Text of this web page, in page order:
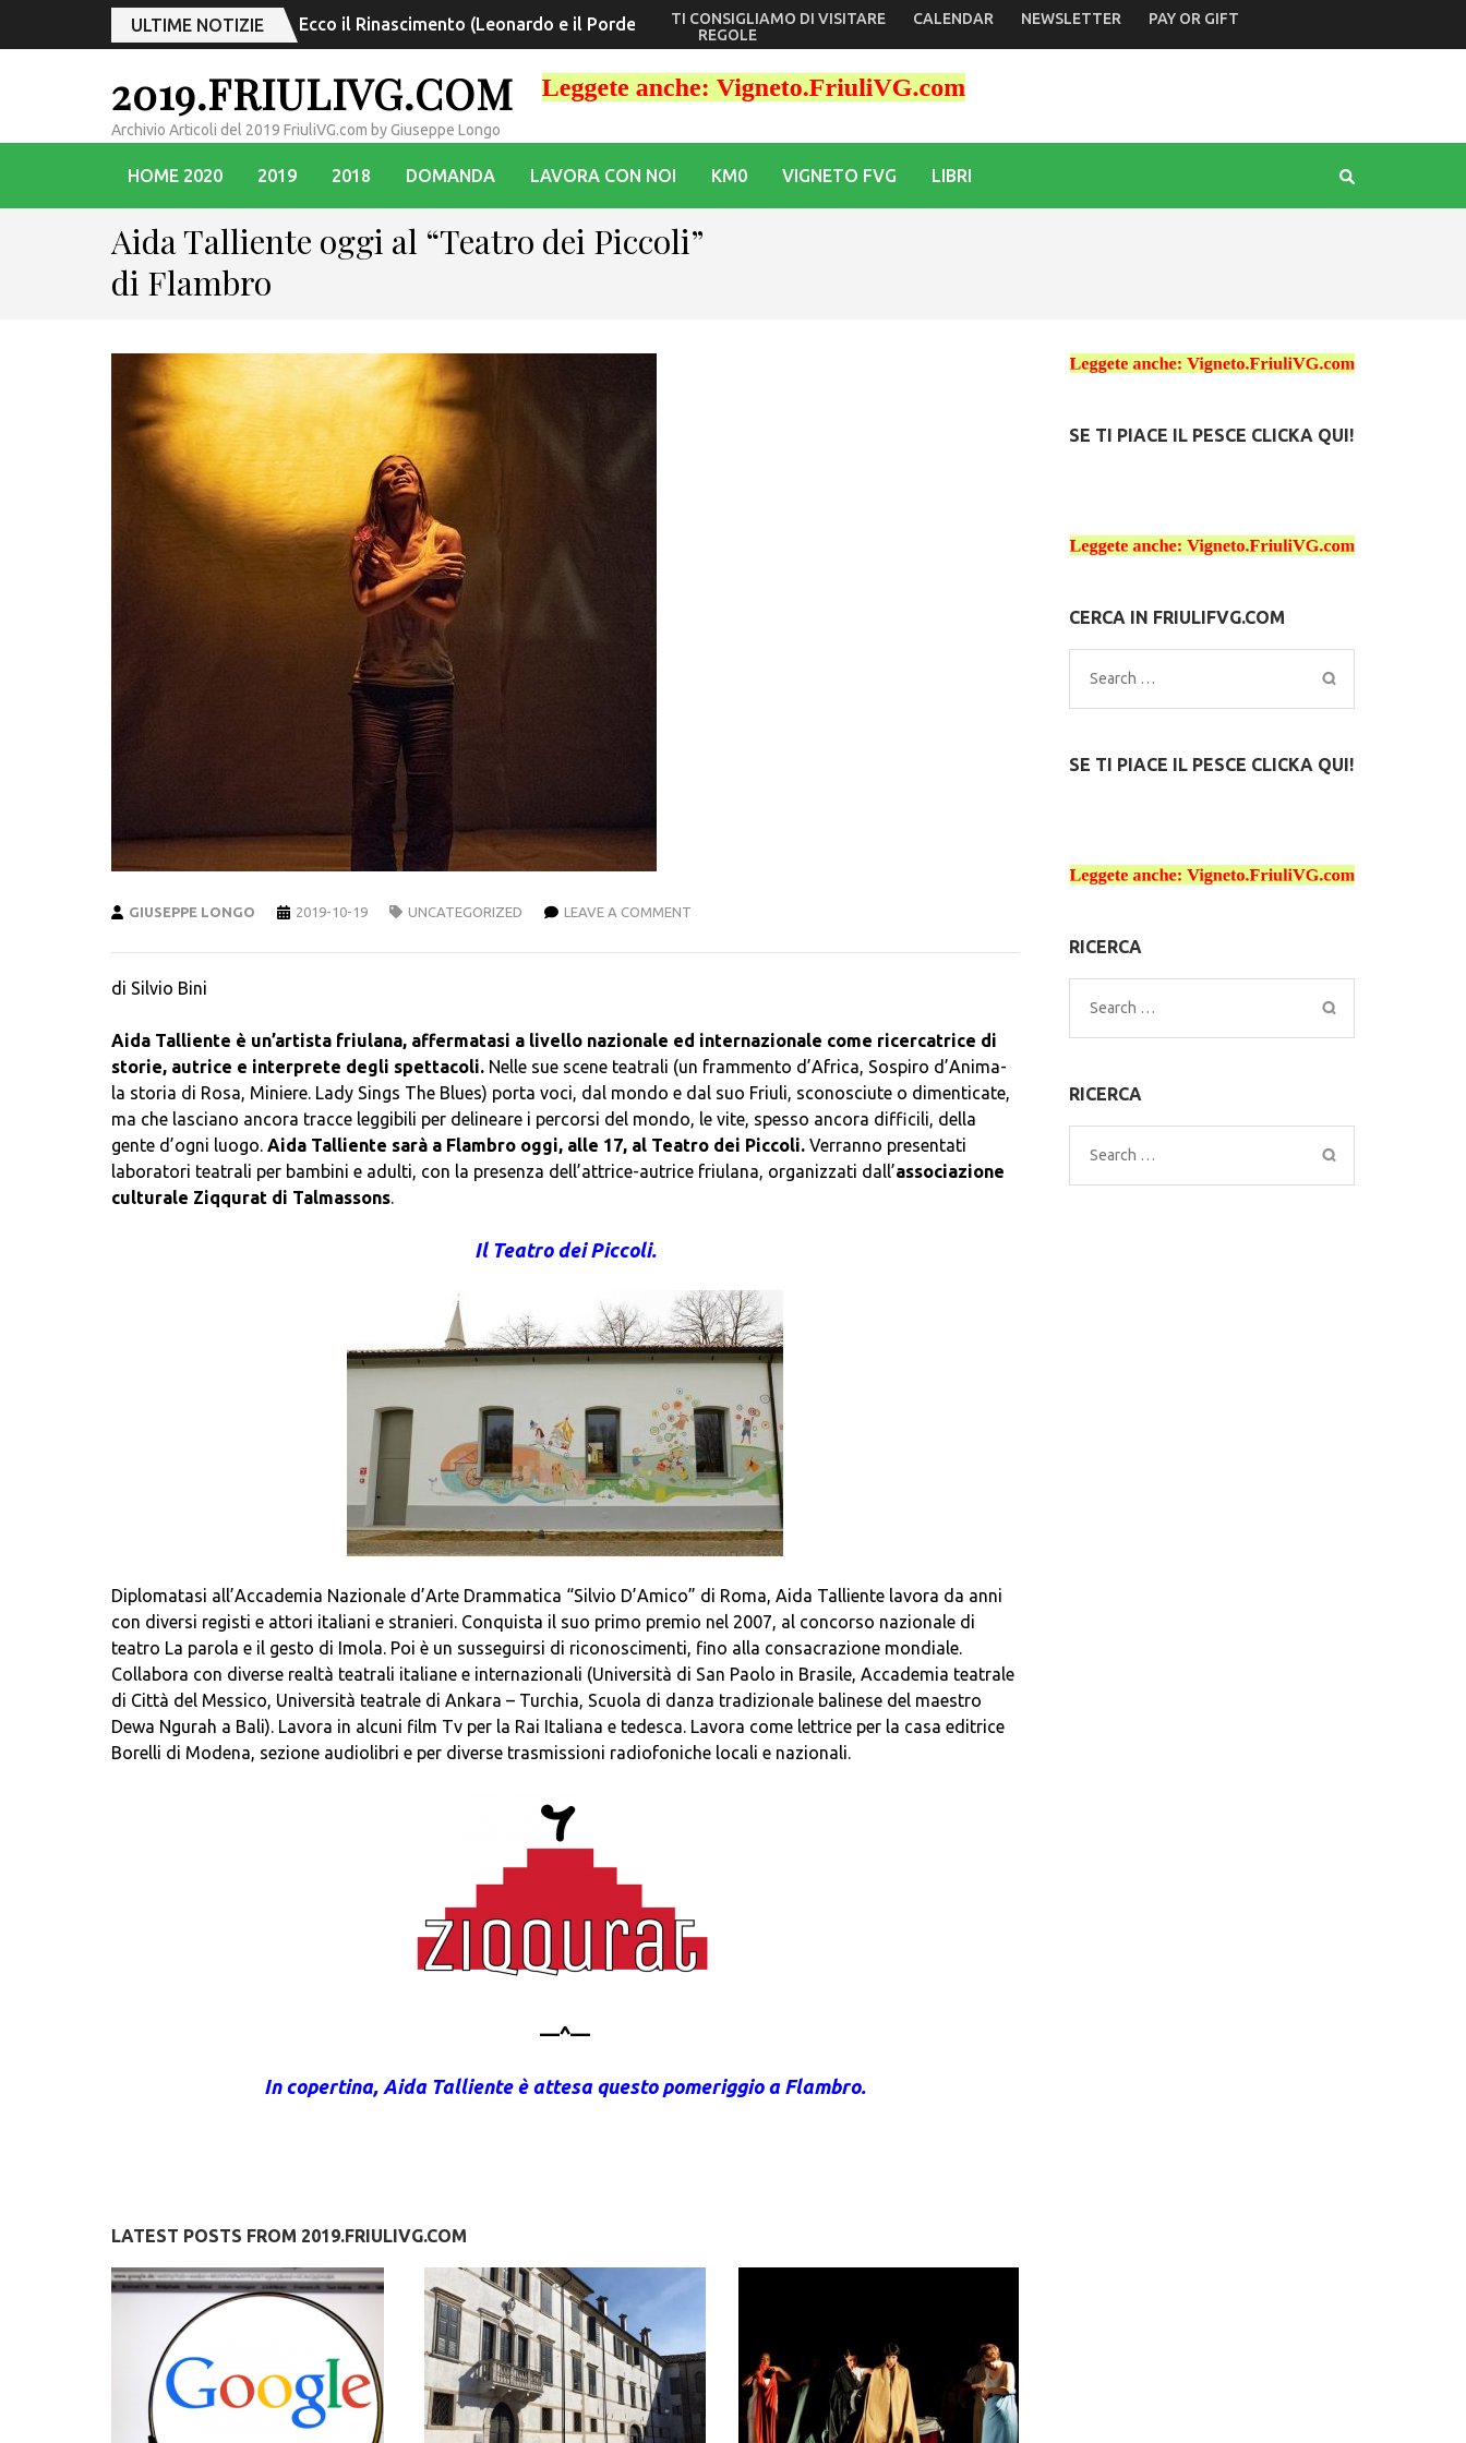
ULTIME NOTIZIE Da Vienna a Risonanze il coro di bambini più famoso al mondo
TI CONSIGLIAMO DI VISITARE CALENDAR NEWSLETTER
PAY OR GIFT
REGOLE
2019.FRIULIVG.COM
Archivio Articoli del 2019 FriuliVG.com by Giuseppe Longo
HOME 2020 2019 2018 DOMANDA LAVORA CON NOI KM0 VIGNETO FVG LIBRI
Aida Talliente oggi al “Teatro dei Piccoli”
di Flambro
GIUSEPPE LONGO 2019-10-19 UNCATEGORIZED LEAVE A COMMENT
di Silvio Bini
Aida Talliente è un’artista friulana, affermatasi a livello nazionale ed internazionale come ricercatrice di
storie, autrice e interprete degli spettacoli. Nelle sue scene teatrali (un frammento d’Africa, Sospiro d’Anima-
la storia di Rosa, Miniere. Lady Sings The Blues) porta voci, dal mondo e dal suo Friuli, sconosciute o dimenticate,
ma che lasciano ancora tracce leggibili per delineare i percorsi del mondo, le vite, spesso ancora difficili, della
gente d’ogni luogo. Aida Talliente sarà a Flambro oggi, alle 17, al Teatro dei Piccoli. Verranno presentati
laboratori teatrali per bambini e adulti, con la presenza dell’attrice-autrice friulana, organizzati dall’associazione
culturale Ziqqurat di Talmassons.
Il Teatro dei Piccoli.
Diplomatasi all’Accademia Nazionale d’Arte Drammatica “Silvio D’Amico” di Roma, Aida Talliente lavora da anni
con diversi registi e attori italiani e stranieri. Conquista il suo primo premio nel 2007, al concorso nazionale di
teatro La parola e il gesto di Imola. Poi è un susseguirsi di riconoscimenti, fino alla consacrazione mondiale.
Collabora con diverse realtà teatrali italiane e internazionali (Università di San Paolo in Brasile, Accademia teatrale
di Città del Messico, Università teatrale di Ankara – Turchia, Scuola di danza tradizionale balinese del maestro
Dewa Ngurah a Bali). Lavora in alcuni film Tv per la Rai Italiana e tedesca. Lavora come lettrice per la casa editrice
Borelli di Modena, sezione audiolibri e per diverse trasmissioni radiofoniche locali e nazionali.
—^—
In copertina, Aida Talliente è attesa questo pomeriggio a Flambro.
LATEST POSTS FROM 2019.FRIULIVG.COM
SE TI PIACE IL PESCE CLICKA QUI!
CERCA IN FRIULIFVG.COM
Search
for:
SE TI PIACE IL PESCE CLICKA QUI!
RICERCA
Search
for:
RICERCA
Search
for: